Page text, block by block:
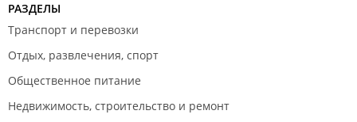
продавцам отрицательный отзыв.
РАЗДЕЛЫ
Транспорт и перевозки
Отдых, развлечения, спорт
Общественное питание
Недвижимость, строительство и ремонт